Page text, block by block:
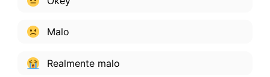
Malo
Realmente malo